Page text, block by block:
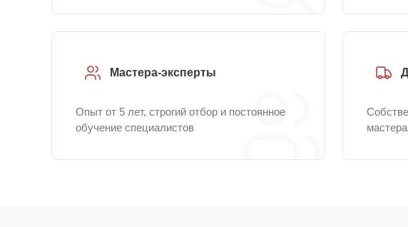
Мастера-эксперты
Опыт от 5 лет, строгий отбор и постоянное
обучение специалистов